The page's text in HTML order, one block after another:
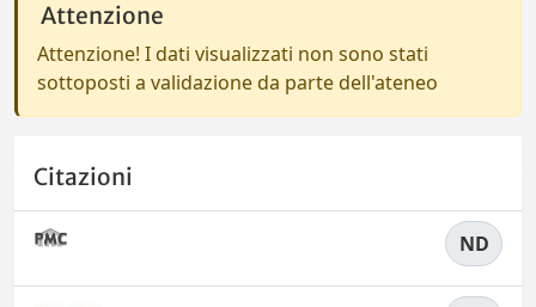
Attenzione
Attenzione! I dati visualizzati non sono stati
sottoposti a validazione da parte dell'ateneo
Citazioni
ND